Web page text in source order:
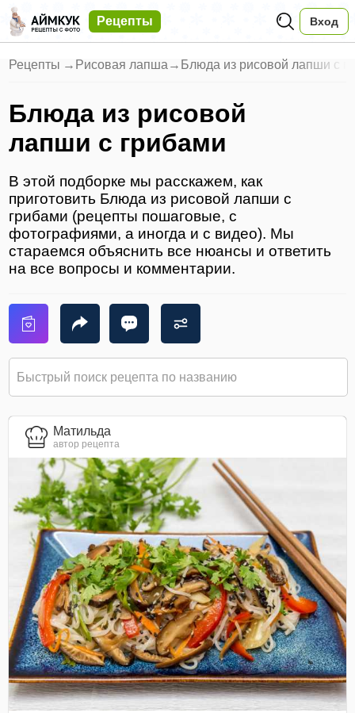
Рецепты Вход
Рецепты → Рисовая лапша → Блюда из рисовой лапши с
Блюда из рисовой
лапши с грибами
В этой подборке мы расскажем, как
приготовить Блюда из рисовой лапши с
грибами (рецепты пошаговые, с
фотографиями, а иногда и с видео). Мы
стараемся объяснить все нюансы и ответить
на все вопросы и комментарии.
Матильда
автор рецепта